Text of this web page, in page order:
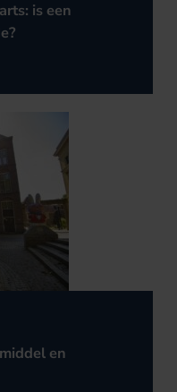
is een
en